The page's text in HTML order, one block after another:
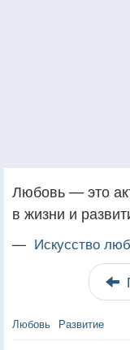
Любовь — это
в жизни и
— Искусство
Любовь Развитие